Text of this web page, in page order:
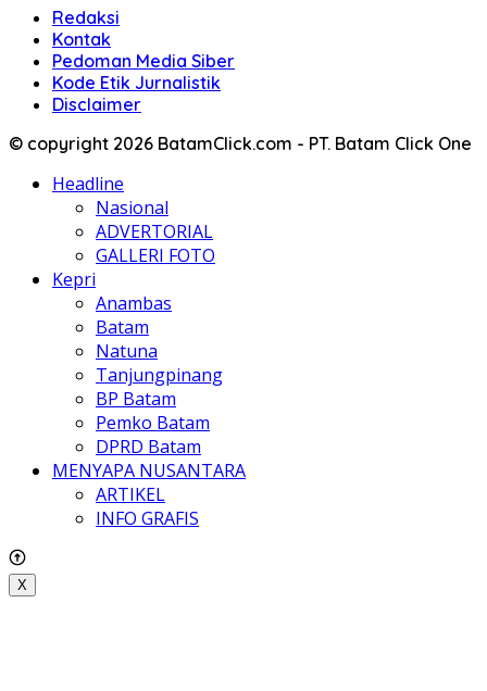
Redaksi
Kontak
Pedoman Media Siber
Kode Etik Jurnalistik
Disclaimer
© copyright 2026 BatamClick.com - PT. Batam Click One
Headline
Nasional
ADVERTORIAL
GALLERI FOTO
Kepri
Anambas
Batam
Natuna
Tanjungpinang
BP Batam
Pemko Batam
DPRD Batam
MENYAPA NUSANTARA
ARTIKEL
INFO GRAFIS
X